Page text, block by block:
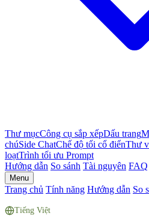
Thư mụcCông cụ sắp xếpDấu trang
chúSide ChatChế độ tối cổ điểnThư
loạtTrình tối ưu Prompt
Hướng dẫn So sánh Tài nguyên FAQ
Menu
Trang chủ Tính năng Hướng dẫn So
Tiếng Việt